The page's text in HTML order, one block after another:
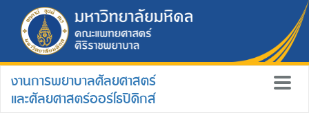
งานการพยาบาลศัลยศาสตร์
และศัลยศาสตร์ออร์โธปิดิกส์